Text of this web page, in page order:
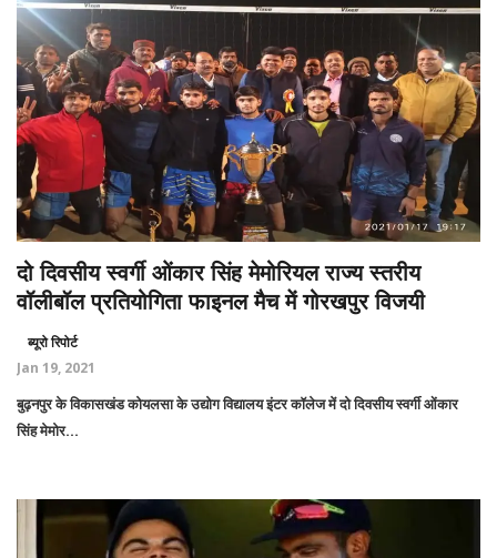
दो दिवसीय स्वर्गी ओंकार सिंह मेमोरियल राज्य स्तरीय
वॉलीबॉल प्रतियोगिता फाइनल मैच में गोरखपुर विजयी
ब्यूरो रिपोर्ट
Jan 19, 2021
बुढ़नपुर के विकासखंड कोयलसा के उद्योग विद्यालय इंटर कॉलेज में दो दिवसीय स्वर्गी ओंकार
सिंह मेमोर...